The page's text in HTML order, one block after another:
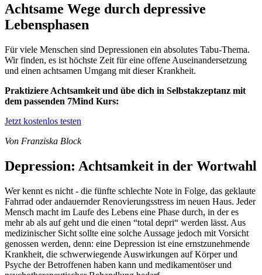
Achtsame Wege durch depressive
Lebensphasen
Für viele Menschen sind Depressionen ein absolutes Tabu-Thema.
Wir finden, es ist höchste Zeit für eine offene Auseinandersetzung
und einen achtsamen Umgang mit dieser Krankheit.
Praktiziere Achtsamkeit und übe dich in Selbstakzeptanz mit
dem passenden 7Mind Kurs:
Jetzt kostenlos testen
Von Franziska Block
Depression: Achtsamkeit in der Wortwahl
Wer kennt es nicht - die fünfte schlechte Note in Folge, das geklaute
Fahrrad oder andauernder Renovierungsstress im neuen Haus. Jeder
Mensch macht im Laufe des Lebens eine Phase durch, in der es
mehr ab als auf geht und die einen “total depri“ werden lässt. Aus
medizinischer Sicht sollte eine solche Aussage jedoch mit Vorsicht
genossen werden, denn: eine Depression ist eine ernstzunehmende
Krankheit, die schwerwiegende Auswirkungen auf Körper und
Psyche der Betroffenen haben kann und medikamentöser und